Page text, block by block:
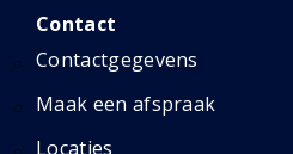
Contact
Contactgegevens
Maak een afspraak
Locaties